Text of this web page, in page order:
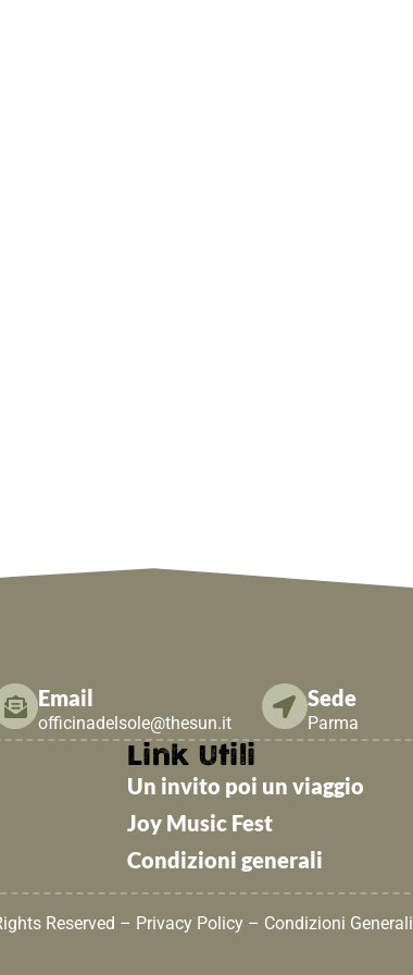
Email
officinadelsole@thesun.it
Sede
Parma
Link Utili
Un invito poi un viaggio
Joy Music Fest
Condizioni generali
Reserved – Privacy Policy – Condizioni Generali